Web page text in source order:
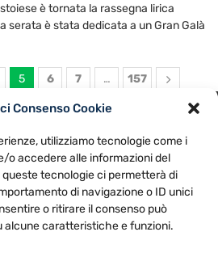
Consenso Cookie
utilizziamo tecnologie come i
o accedere alle informazioni del
tecnologie ci permetterà di
di navigazione o ID unici
o ritirare il consenso può
alcune caratteristiche e funzioni.
è tornata la rassegna lirica
serata è stata dedicata a un Gran Galà
5 6 7 … 157
CONTATTACI PREFERENZE
LIBERA S.P.A.
95/21 – 51100 Pistoia (PT)
/ Fax 0573.913615